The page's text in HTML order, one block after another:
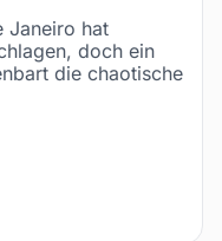
Janeiro hat
doch ein
die chaotische